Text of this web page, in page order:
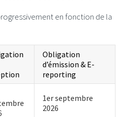
en fonction de la
Obligation
d’émission & E-
reporting
1er septembre
2026